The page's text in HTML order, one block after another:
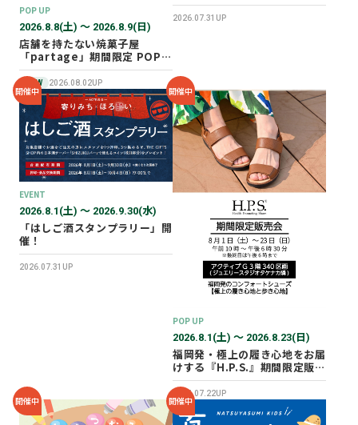
POP UP
2026.8.8(土) 〜 2026.8.9(日)
店舗を持たない焼菓子屋
「partage」期間限定 POP
UP SHOP オープン！
NEW 2026.08.02UP
2026.07.31UP
開催中
EVENT
2026.8.1(土) 〜 2026.9.30(水)
「はしご酒スタンプラリー」開
催！
2026.07.31UP
開催中
POP UP
2026.8.1(土) 〜 2026.8.23(日)
福岡発・極上の履き心地をお届
けする『H.P.S.』期間限定販売
会を開催✨
2026.07.22UP
開催中 開催中